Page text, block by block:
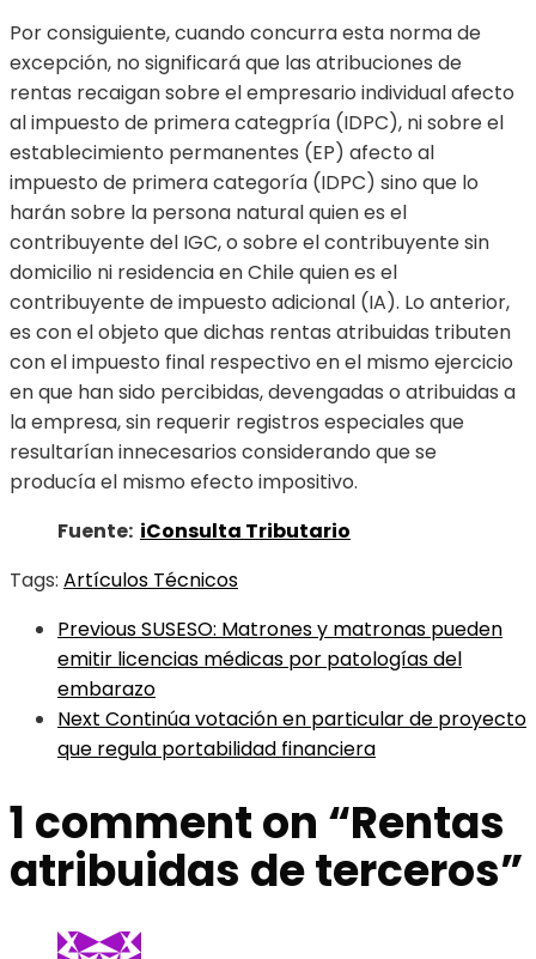
Por consiguiente, cuando concurra esta norma de
excepción, no significará que las atribuciones de
rentas recaigan sobre el empresario individual afecto
al impuesto de primera categpría (IDPC), ni sobre el
establecimiento permanentes (EP) afecto al
impuesto de primera categoría (IDPC) sino que lo
harán sobre la persona natural quien es el
contribuyente del IGC, o sobre el contribuyente sin
domicilio ni residencia en Chile quien es el
contribuyente de impuesto adicional (IA). Lo anterior,
es con el objeto que dichas rentas atribuidas tributen
con el impuesto final respectivo en el mismo ejercicio
en que han sido percibidas, devengadas o atribuidas a
la empresa, sin requerir registros especiales que
resultarían innecesarios considerando que se
producía el mismo efecto impositivo.
Fuente: iConsulta Tributario
Tags: Artículos Técnicos
PreviousSUSESO: Matrones y matronas pueden
emitir licencias médicas por patologías del
embarazo
Next Continúa votación en particular de proyecto
que regula portabilidad financiera
1 comment on “Rentas
atribuidas de terceros”